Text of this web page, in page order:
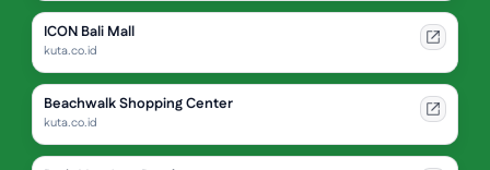
ICON Bali Mall
kuta.co.id
Beachwalk Shopping Center
kuta.co.id